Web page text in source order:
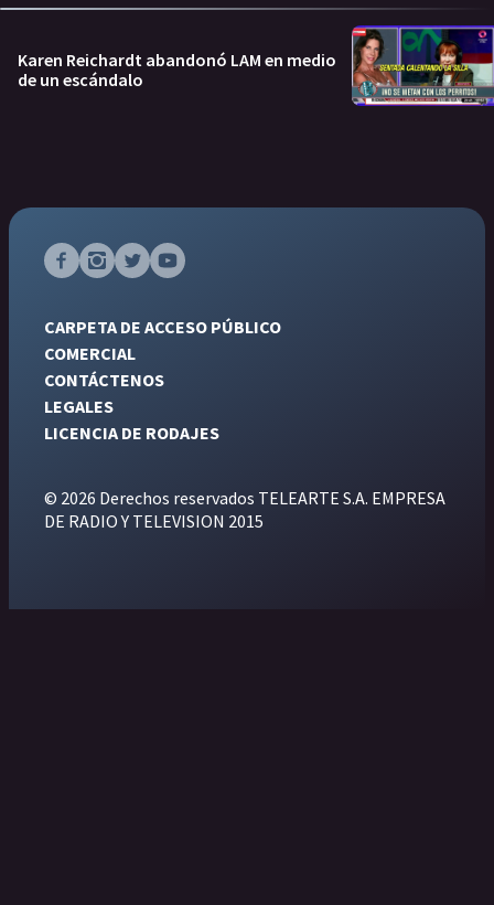
Karen Reichardt abandonó LAM en medio
de un escándalo
CARPETA DE ACCESO PÚBLICO
COMERCIAL
CONTÁCTENOS
LEGALES
LICENCIA DE RODAJES
© 2026 Derechos reservados TELEARTE S.A. EMPRESA
DE RADIO Y TELEVISION 2015